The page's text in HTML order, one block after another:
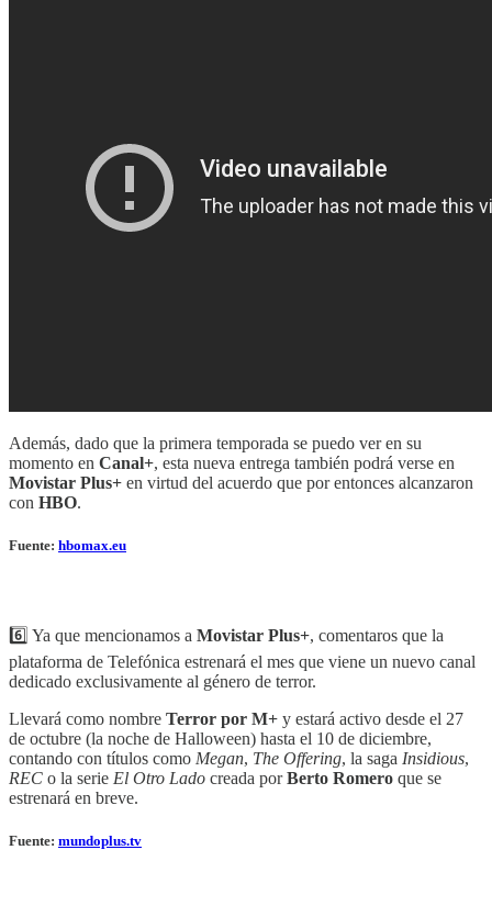
Además, dado que la primera temporada se puedo ver en su
momento en Canal+, esta nueva entrega también podrá verse en
Movistar Plus+ en virtud del acuerdo que por entonces alcanzaron
con HBO.
Fuente: hbomax.eu
6️⃣ Ya que mencionamos a Movistar Plus+, comentaros que la
plataforma de Telefónica estrenará el mes que viene un nuevo canal
dedicado exclusivamente al género de terror.
Llevará como nombre Terror por M+ y estará activo desde el 27
de octubre (la noche de Halloween) hasta el 10 de diciembre,
contando con títulos como Megan, The Offering, la saga Insidious,
REC o la serie El Otro Lado creada porBerto Romero que se
estrenará en breve.
Fuente: mundoplus.tv